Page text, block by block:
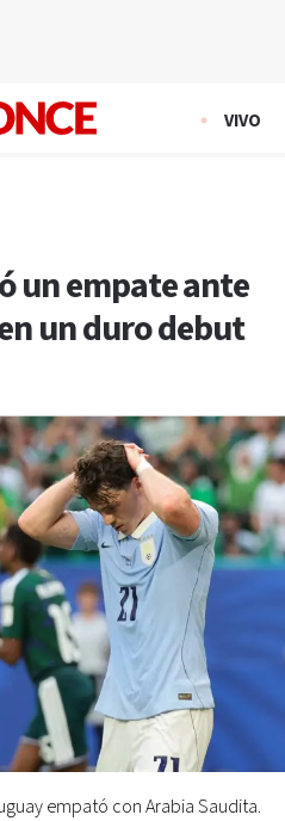
VIVO
un empate ante
un duro debut
empató con Arabia Saudita.